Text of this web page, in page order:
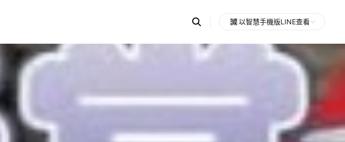
Search
OpenChats
messages
search
area
以智慧手機版LINE查看